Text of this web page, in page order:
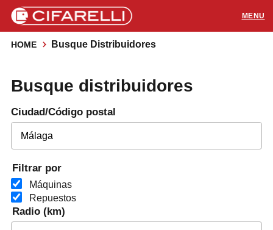
APLICACIONES
SOPORTE
RECURSOS
CONTACTOS
HOME Busque Distribuidores
Busque distribuidores
Ciudad/Código postal
Filtrar por
Máquinas
Repuestos
Radio (km)